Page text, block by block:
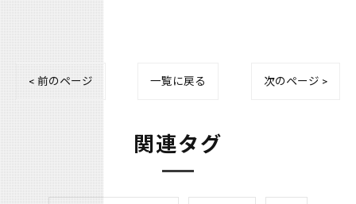
< 前のページ 一覧に戻る 次のページ >
関連タグ